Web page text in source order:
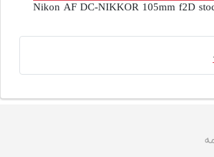
Nikon AF DC-NIKKOR 105mm f2D